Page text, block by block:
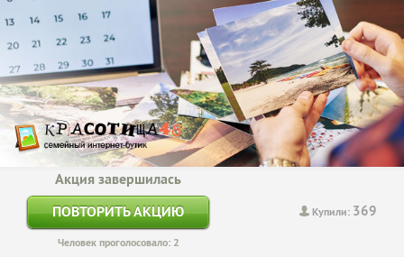
Купили: 369
Акция завершилась
ПОВТОРИТЬ АКЦИЮ
Человек проголосовало: 2